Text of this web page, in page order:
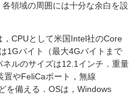
領域の周囲には十分な余白を設
CPUとして米国Intel社のCore
1Gバイト（最大4Gバイトまで
ルのサイズは12.1インチ．重量
置やFeliCaポート，無線
を備える．OSは，Windows